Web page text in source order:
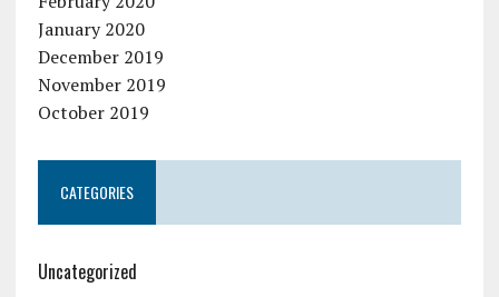
January 2020
December 2019
November 2019
October 2019
CATEGORIES
Uncategorized